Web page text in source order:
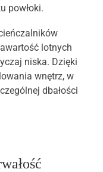
powłoki.
lotnych
niska. Dzięki
wnętrz, w
dbałości